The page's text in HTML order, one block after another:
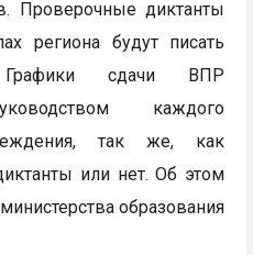
Проверочные диктанты
региона будут писать
сдачи ВПР
каждого
так же, как
или нет. Об этом
образования